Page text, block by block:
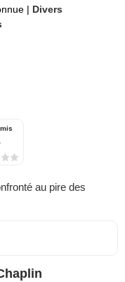
| Divers
au pire des